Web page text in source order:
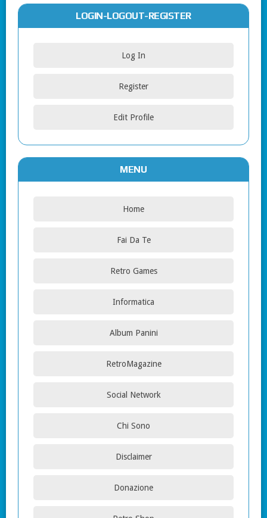
LOGIN-LOGOUT-REGISTER
Log In
Register
Edit Profile
MENU
Home
Fai Da Te
Retro Games
Informatica
Album Panini
RetroMagazine
Social Network
Chi Sono
Disclaimer
Donazione